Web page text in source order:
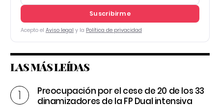
Suscribirme
Acepto el Aviso legal y la Política de privacidad
LAS MÁS LEÍDAS
Preocupación por el cese de 20 de los 33
dinamizadores de la FP Dual intensiva